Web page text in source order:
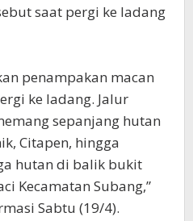
saat pergi ke ladang
penampakan macan
ke ladang. Jalur
sepanjang hutan
Citapen, hingga
hutan di balik bukit
Kecamatan Subang,”
Sabtu (19/4).